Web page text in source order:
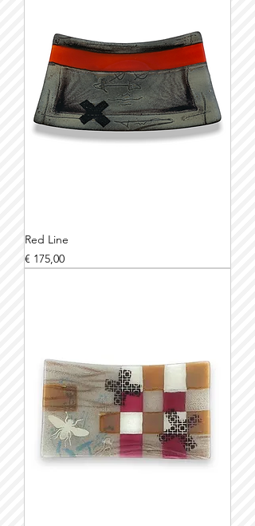
Red Line
Prijs
€ 175,00